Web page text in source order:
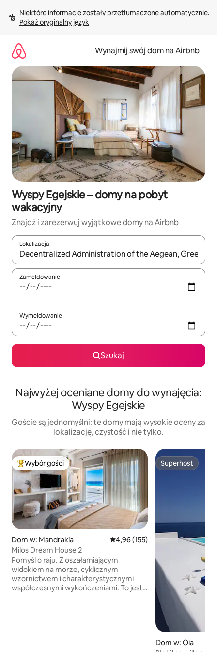
treści Pokaż oryginalny język
Wynajmij swój dom na Airbnb
Wyspy Egejskie – domy na pobyt
wakacyjny
Znajdź i zarezerwuj wyjątkowe domy na Airbnb
Lokalizacja
Gdy wyniki będą dostępne, możesz poruszać się po nich za
Zameldowanie
Wymeldowanie
Szukaj
Najwyżej oceniane domy do wynajęcia:
Wyspy Egejskie
Goście są jednomyślni: te domy mają wysokie oceny za
lokalizację, czystość i nie tylko.
Najpopularniejsze z kategorii Wybór gości
Wybór gości
Dom w: Mandrakia Średnia ocena: 4,96 na 5, liczba
4,96 (155)
Milos Dream House 2
Pomyśl o raju. Z oszałamiającym
widokiem na morze, cyklicznym
wzornictwem i charakterystycznymi
współczesnymi wykończeniami. To jest
Superhost
Superhost
Dom w: Oia